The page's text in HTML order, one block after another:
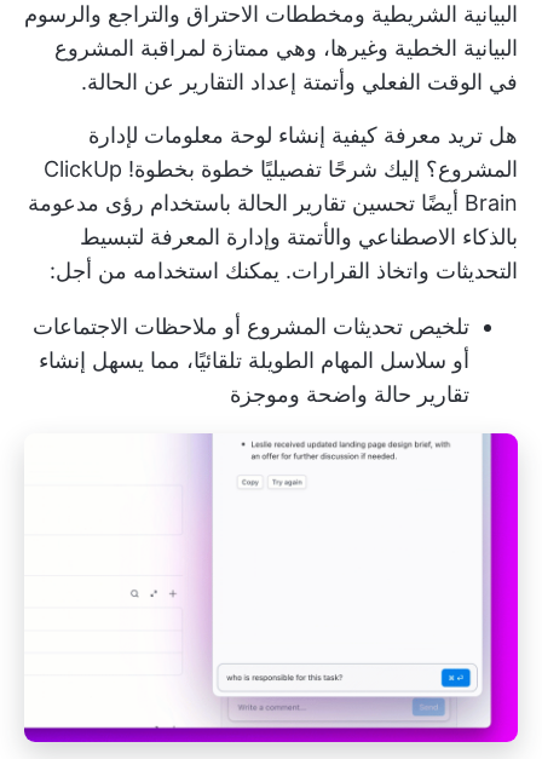
البيانية الشريطية ومخططات الاحتراق والتراجع والرسوم
البيانية الخطية وغيرها، وهي ممتازة لمراقبة المشروع
في الوقت الفعلي وأتمتة إعداد التقارير عن الحالة.
هل تريد معرفة كيفية إنشاء لوحة معلومات لإدارة
المشروع؟ إليك شرحًا تفصيليًا خطوة بخطوة! ClickUp
Brain أيضًا تحسين تقارير الحالة باستخدام رؤى مدعومة
بالذكاء الاصطناعي والأتمتة وإدارة المعرفة لتبسيط
التحديثات واتخاذ القرارات. يمكنك استخدامه من أجل:
تلخيص تحديثات المشروع أو ملاحظات الاجتماعات
أو سلاسل المهام الطويلة تلقائيًا، مما يسهل إنشاء
تقارير حالة واضحة وموجزة